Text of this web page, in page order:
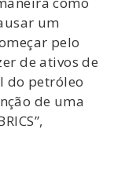
um
pelo
de ativos de
do petróleo
de uma